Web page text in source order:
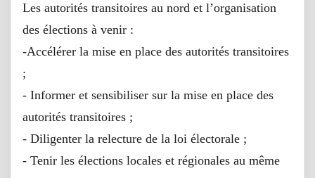
Les autorités transitoires au nord et l’organisation
des élections à venir :
-Accélérer la mise en place des autorités transitoires
;
- Informer et sensibiliser sur la mise en place des
autorités transitoires ;
- Diligenter la relecture de la loi électorale ;
- Tenir les élections locales et régionales au même